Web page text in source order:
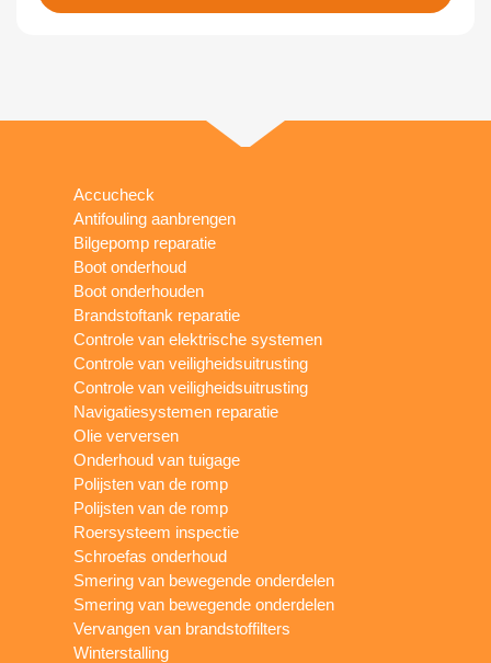
Accucheck
Antifouling aanbrengen
Bilgepomp reparatie
Boot onderhoud
Boot onderhouden
Brandstoftank reparatie
Controle van elektrische systemen
Controle van veiligheidsuitrusting
Controle van veiligheidsuitrusting
Navigatiesystemen reparatie
Olie verversen
Onderhoud van tuigage
Polijsten van de romp
Polijsten van de romp
Roersysteem inspectie
Schroefas onderhoud
Smering van bewegende onderdelen
Smering van bewegende onderdelen
Vervangen van brandstoffilters
Winterstalling